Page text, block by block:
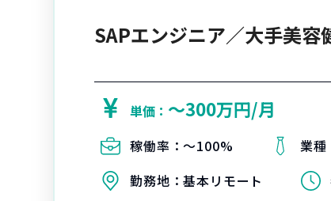
SAPエンジニア／大手美
単価： 〜300万円/月
稼働率：〜100% 業種
勤務地：基本リモート